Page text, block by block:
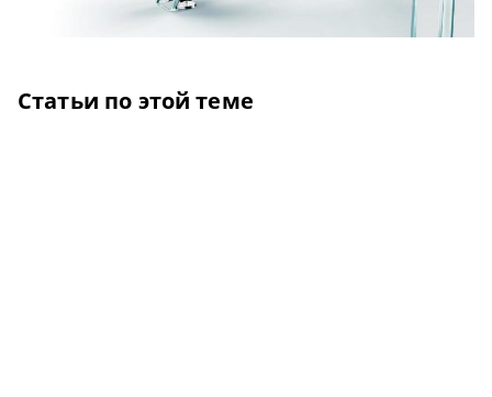
Статьи по этой теме